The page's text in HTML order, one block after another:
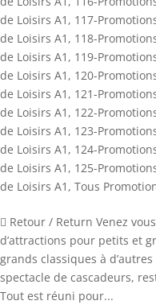
de Loisirs A1 , 117-
de Loisirs A1 , 118-
de Loisirs A1 , 119-
de Loisirs A1 , 120-
de Loisirs A1 , 121-
de Loisirs A1 , 122-
de Loisirs A1 , 123-
de Loisirs A1 , 124-
de Loisirs A1 , 125-
de Loisirs A1 , Tous
 Retour / Return Venez
d’attractions pour petits et
grands classiques à
spectacle de cascadeurs,
Tout est réuni pour...